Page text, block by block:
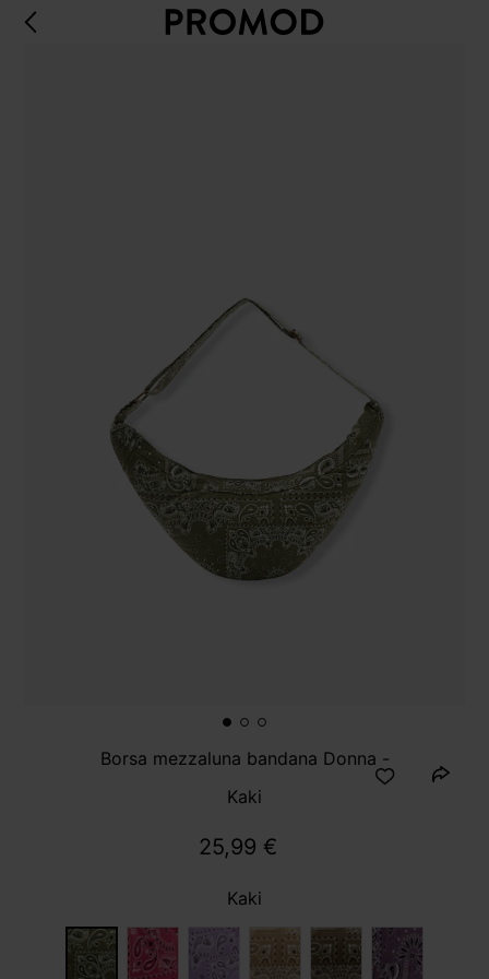
Borsa mezzaluna bandana Donna -
Kaki
25,99 €
Kaki